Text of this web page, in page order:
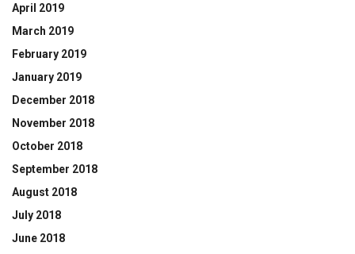
April 2019
March 2019
February 2019
January 2019
December 2018
November 2018
October 2018
September 2018
August 2018
July 2018
June 2018